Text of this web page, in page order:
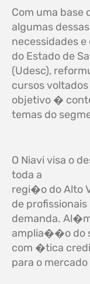
Com uma base
algumas dessas
necessidades
do Estado de
(Udesc),
cursos voltados
objetivo �
temas do
O Niavi visa o
toda a
regi�o do Alto
de
demanda.
amplia��o do
com �tica
para o